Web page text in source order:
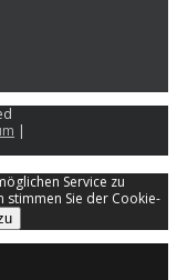
|
Service zu
stimmen Sie der Cookie-